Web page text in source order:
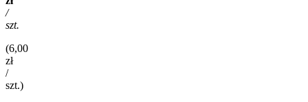
/
szt.
(6,00
zł
/
szt.)